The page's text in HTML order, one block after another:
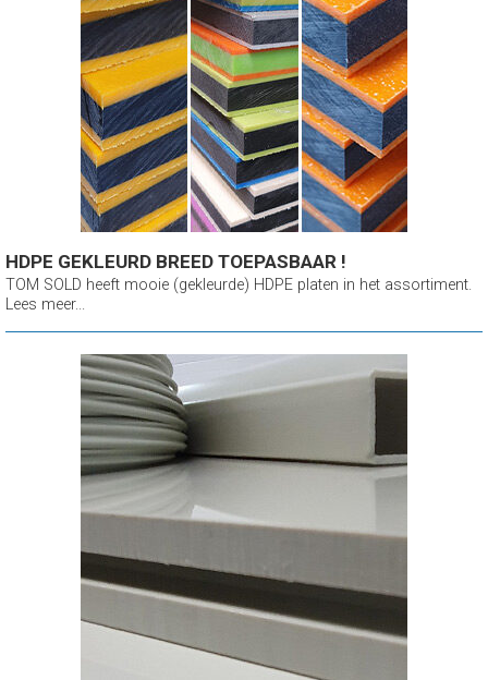
HDPE GEKLEURD BREED TOEPASBAAR !
TOM SOLD heeft mooie (gekleurde) HDPE platen in het assortiment.
Lees meer...